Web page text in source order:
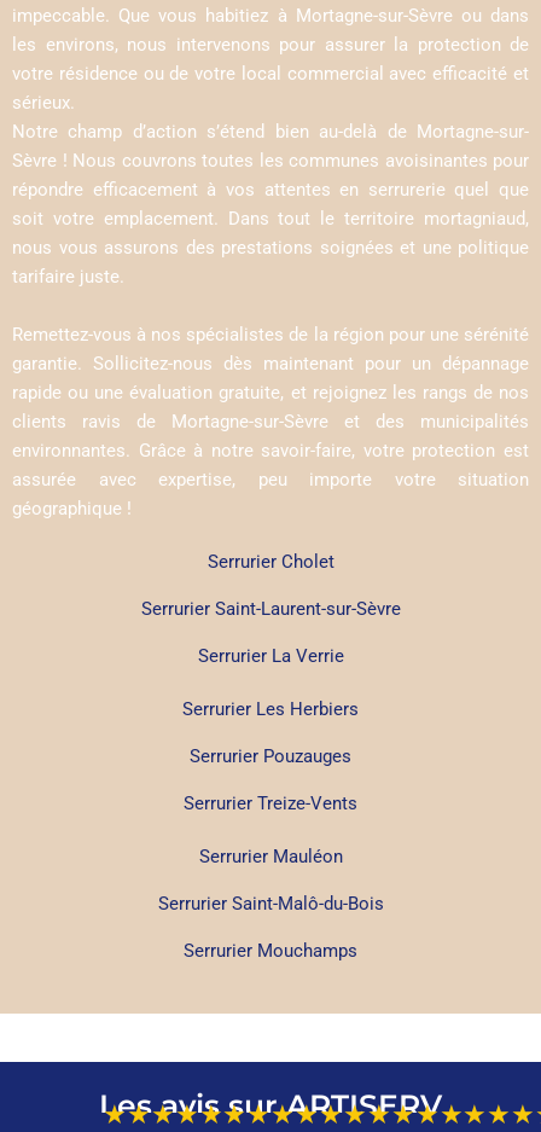
impeccable. Que vous habitiez à Mortagne-sur-Sèvre ou dans
les environs, nous intervenons pour assurer la protection de
votre résidence ou de votre local commercial avec efficacité et
sérieux.
Notre champ d’action s’étend bien au-delà de Mortagne-sur-
Sèvre ! Nous couvrons toutes les communes avoisinantes pour
répondre efficacement à vos attentes en serrurerie quel que
soit votre emplacement. Dans tout le territoire mortagniaud,
nous vous assurons des prestations soignées et une politique
tarifaire juste.
Remettez-vous à nos spécialistes de la région pour une sérénité
garantie. Sollicitez-nous dès maintenant pour un dépannage
rapide ou une évaluation gratuite, et rejoignez les rangs de nos
clients ravis de Mortagne-sur-Sèvre et des municipalités
environnantes. Grâce à notre savoir-faire, votre protection est
assurée avec expertise, peu importe votre situation
géographique !
Serrurier Cholet
Serrurier Saint-Laurent-sur-Sèvre
Serrurier La Verrie
Serrurier Les Herbiers
Serrurier Pouzauges
Serrurier Treize-Vents
Serrurier Mauléon
Serrurier Saint-Malô-du-Bois
Serrurier Mouchamps
Les avis sur ARTISERV
★★★★★★★★★★★★★★★